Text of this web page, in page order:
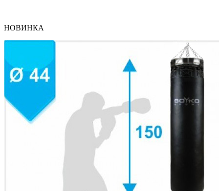
НОВИНКА